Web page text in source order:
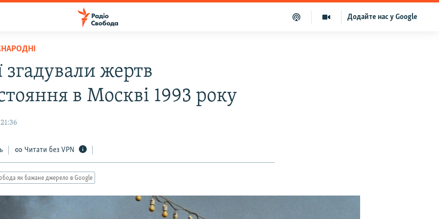
Додайте нас у Google
згадували жертв
в Москві 1993 року
Читати без VPN
як бажане джерело в Google